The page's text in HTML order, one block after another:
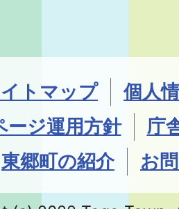
トマップ
個人
ージ運用方針
庁
東郷町の紹介
お